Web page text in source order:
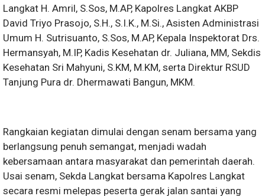
Langkat H. Amril, S.Sos, M.AP, Kapolres Langkat AKBP
David Triyo Prasojo, S.H., S.I.K., M.Si., Asisten Administrasi
Umum H. Sutrisuanto, S.Sos, M.AP, Kepala Inspektorat Drs.
Hermansyah, M.IP, Kadis Kesehatan dr. Juliana, MM, Sekdis
Kesehatan Sri Mahyuni, S.KM, M.KM, serta Direktur RSUD
Tanjung Pura dr. Dhermawati Bangun, MKM.
Rangkaian kegiatan dimulai dengan senam bersama yang
berlangsung penuh semangat, menjadi wadah
kebersamaan antara masyarakat dan pemerintah daerah.
Usai senam, Sekda Langkat bersama Kapolres Langkat
secara resmi melepas peserta gerak jalan santai yang